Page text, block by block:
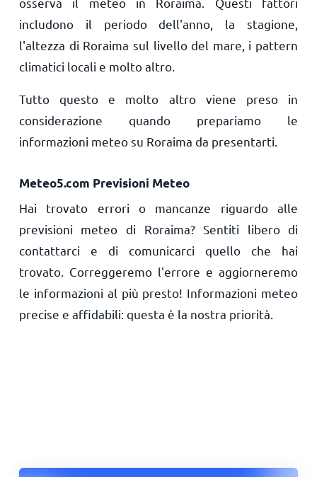
includono il periodo dell'anno, la stagione,
l'altezza di Roraima sul livello del mare, i pattern
climatici locali e molto altro.
Tutto questo e molto altro viene preso in
considerazione quando prepariamo le
informazioni meteo su Roraima da presentarti.
Meteo5.com Previsioni Meteo
Hai trovato errori o mancanze riguardo alle
previsioni meteo di Roraima? Sentiti libero di
contattarci e di comunicarci quello che hai
trovato. Correggeremo l'errore e aggiorneremo
le informazioni al più presto! Informazioni meteo
precise e affidabili: questa è la nostra priorità.